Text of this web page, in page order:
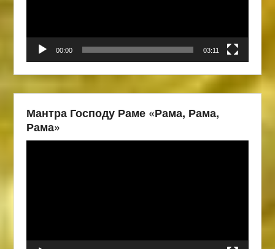
00:00 03:11
Мантра Господу Раме «Рама, Рама,
Рама»